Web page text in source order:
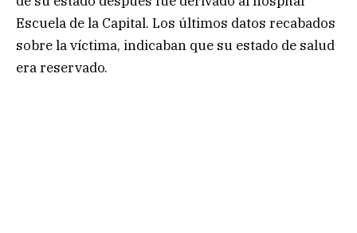
Escuela de la Capital. Los últimos datos recabados
sobre la víctima, indicaban que su estado de salud
era reservado.